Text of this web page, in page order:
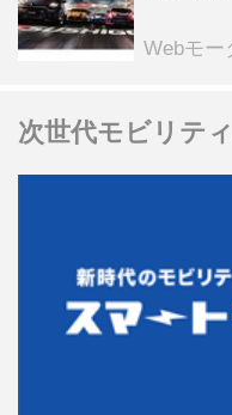
る抽選
Webモー
次世代モビリテ